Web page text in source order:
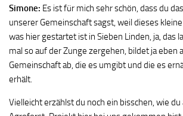
Simone: Es ist für mich sehr schön, dass du
unserer Gemeinschaft sagst, weil dieses
was hier gestartet ist in Sieben Linden, ja, das
mal so auf der Zunge zergehen, bildet ja eben
Gemeinschaft ab, die es umgibt und die es
erhält.
Vielleicht erzählst du noch ein bisschen, wie du